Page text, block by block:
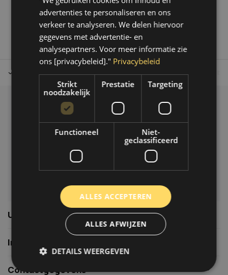
Tot 30 dagen retour sturen. Op werkdagen voor 14.00 uur
Klantenservice
Veelgestelde vragen
06-39119169
info@autoklusser.nl
Usefull links
Informatie
Contactgegevens
advertenties te personaliseren en ons
verkeer te analyseren. We delen hiervoor
gegevens met advertentie- en
analysepartners. Voor meer informatie zie
ons [privacybeleid]." Privacybeleid
Strikt
noodzakelijk
Prestatie Targeting
Functioneel
Niet-
geclassificeerd
ALLES ACCEPTEREN
ALLES AFWIJZEN
DETAILS WEERGEVEN